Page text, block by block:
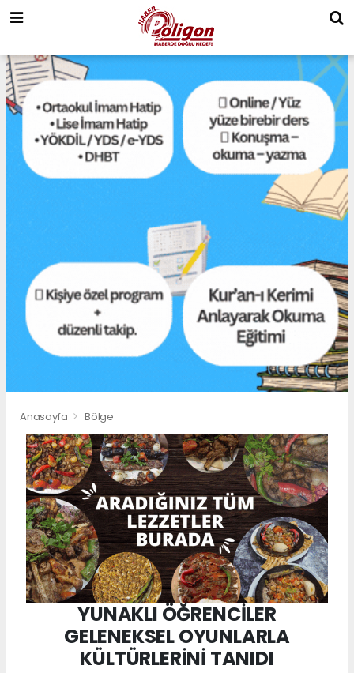
Anasayfa Bölge
YUNAKLI ÖĞRENCİLER
GELENEKSEL OYUNLARLA
KÜLTÜRLERİNİ TANIDI